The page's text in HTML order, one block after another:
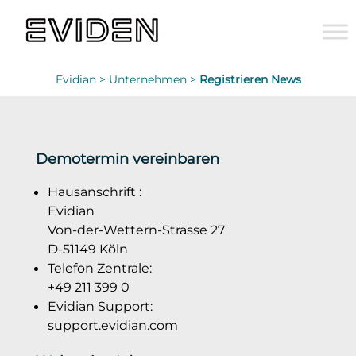
Evidian > Unternehmen > Registrieren News
Demotermin vereinbaren
Hausanschrift :
Evidian
Von-der-Wettern-Strasse 27
D-51149 Köln
Telefon Zentrale:
+49 211 399 0
Evidian Support:
support.evidian.com